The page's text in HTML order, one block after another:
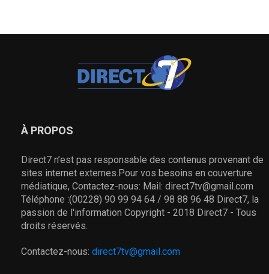
À PROPOS
Direct7 n’est pas responsable des contenus provenant de
sites internet externes.Pour vos besoins en couverture
médiatique, Contactez-nous: Mail: direct7tv@gmail.com
Téléphone :(00228) 90 99 94 64 / 98 88 96 48 Direct7, la
passion de l'information Copyright - 2018 Direct7 - Tous
droits réservés.
Contactez-nous: direct7tv@gmail.com